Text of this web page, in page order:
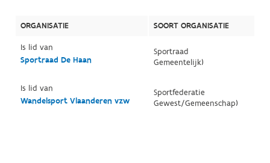
ORGANISATIE
SOORT ORGANISATIE
Is lid van
Sportraad De Haan
Sportraad
Gemeentelijk)
Is lid van
Wandelsport Vlaanderen vzw
Sportfederatie
Gewest/Gemeenschap)